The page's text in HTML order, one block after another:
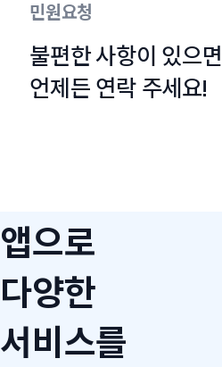
민원요청
불편한 사항이 있으면
언제든 연락 주세요!
앱으로
다양한
서비스를